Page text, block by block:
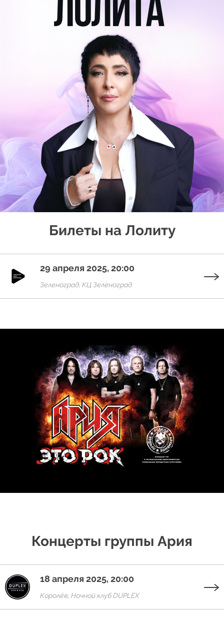
Билеты на Лолиту
29 апреля 2025, 20:00
Зеленоград, КЦ Зеленоград
Концерты группы Ария
18 апреля 2025, 20:00
Королёв, Ночной клуб DUPLEX